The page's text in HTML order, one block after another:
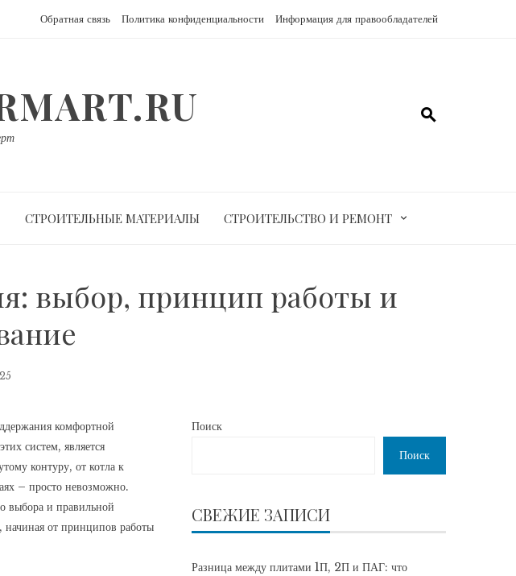
Обратная связь Политика конфиденциальности Информация для правообладателей
СТРОИТЕЛЬНЫЕ МАТЕРИАЛЫ СТРОИТЕЛЬСТВО И РЕМОНТ
выбор, принцип работы и
комфортной
систем, является
контуру, от котла к
– просто невозможно.
выбора и правильной
начиная от принципов работы
Поиск
Поиск
СВЕЖИЕ ЗАПИСИ
Разница между плитами 1П, 2П и ПАГ: что